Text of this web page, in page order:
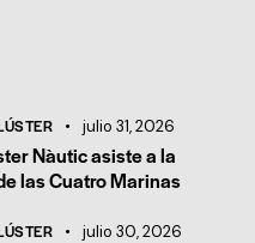
julio 31, 2026
Nàutic asiste a la
las Cuatro Marinas
julio 30, 2026